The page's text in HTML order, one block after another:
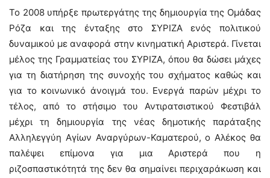
Το 2008 υπήρξε πρωτεργάτης της δημιουργία της Ομάδας
Ρόζα και της ένταξης στο ΣΥΡΙΖΑ ενός πολιτικού
δυναμικού με αναφορά στην κινηματική Αριστερά. Γίνεται
μέλος της Γραμματείας του ΣΥΡΙΖΑ, όπου θα δώσει μάχες
για τη διατήρηση της συνοχής του σχήματος καθώς και
για το κοινωνικό άνοιγμά του. Ενεργά παρών μέχρι το
τέλος, από το στήσιμο του Αντιρατσιστικού Φεστιβάλ
μέχρι τη δημιουργία της νέας δημοτικής παράταξης
Αλληλεγγύη Αγίων Αναργύρων-Καματερού, ο Αλέκος θα
παλέψει επίμονα για μια Αριστερά που η
ριζοσπαστικότητά της δεν θα σημαίνει περιχαράκωση και